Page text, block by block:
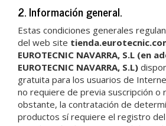
2. Información general.
Estas condiciones generales
del web site
EUROTECNIC NAVARRA, S.L (en
EUROTECNIC NAVARRA, S.L)
gratuita para los usuarios de
no requiere de previa suscripción o
obstante, la contratación de
productos sí requiere el registro del